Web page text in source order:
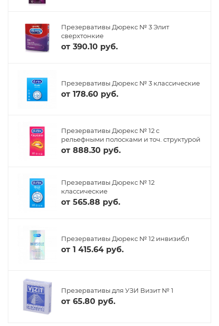
Презервативы Дюрекс № 3 Элит
сверхтонкие
от 390.10 руб.
Презервативы Дюрекс № 3 классические
от 178.60 руб.
Презервативы Дюрекс № 12 с
рельефными полосками и точ. структурой
от 888.30 руб.
Презервативы Дюрекс № 12
классические
от 565.88 руб.
Презервативы Дюрекс № 12 инвизибл
от 1 415.64 руб.
Презервативы для УЗИ Визит № 1
от 65.80 руб.